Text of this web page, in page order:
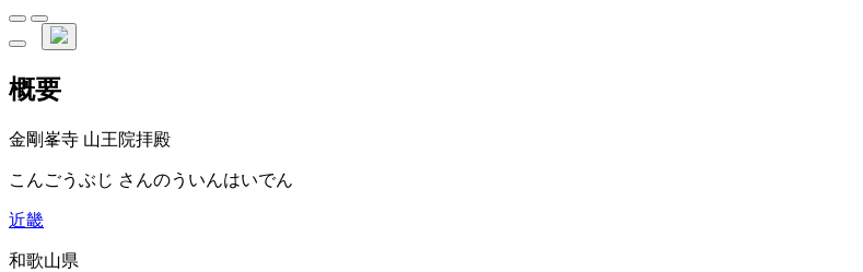
概要
金剛峯寺 山王院拝殿
こんごうぶじ さんのういんはいでん
近畿
和歌山県